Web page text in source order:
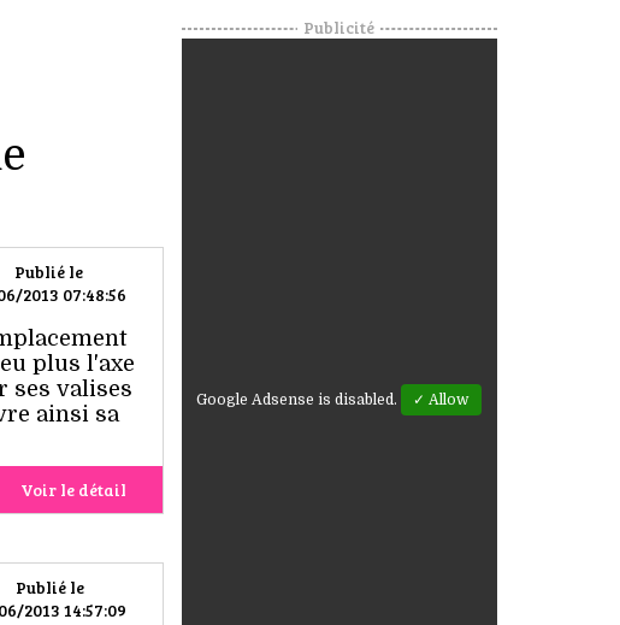
Publié le
2013 07:48:56
plus l'axe
ses valises
ainsi sa
Voir le détail
Publié le
2013 14:57:09
Publicité
Google Adsense is disabled. ✓ Allow